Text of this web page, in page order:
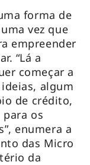
forma de
vez que
empreender
“Lá a
começar a
algum
de crédito,
os
enumera a
das Micro
da